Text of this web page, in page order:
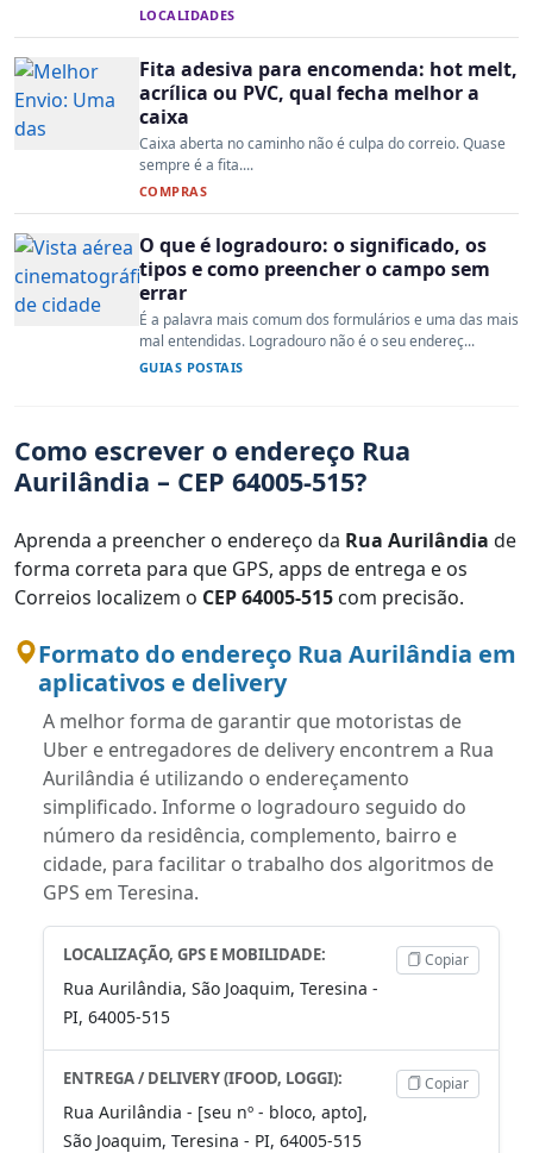
LOCALIDADES
Fita adesiva para encomenda: hot melt,
acrílica ou PVC, qual fecha melhor a
caixa
Caixa aberta no caminho não é culpa do correio. Quase
sempre é a fita....
COMPRAS
O que é logradouro: o significado, os
tipos e como preencher o campo sem
errar
É a palavra mais comum dos formulários e uma das mais
mal entendidas. Logradouro não é o seu endereç...
GUIAS POSTAIS
Como escrever o endereço Rua
Aurilândia – CEP 64005-515?
Aprenda a preencher o endereço da Rua Aurilândia de
forma correta para que GPS, apps de entrega e os
Correios localizem o CEP 64005-515 com precisão.
Formato do endereço Rua Aurilândia em
aplicativos e delivery
A melhor forma de garantir que motoristas de
Uber e entregadores de delivery encontrem a Rua
Aurilândia é utilizando o endereçamento
simplificado. Informe o logradouro seguido do
número da residência, complemento, bairro e
cidade, para facilitar o trabalho dos algoritmos de
GPS em Teresina.
LOCALIZAÇÃO, GPS E MOBILIDADE:
Rua Aurilândia, São Joaquim, Teresina -
PI, 64005-515
Copiar
ENTREGA / DELIVERY (IFOOD, LOGGI):
Rua Aurilândia - [seu nº - bloco, apto],
São Joaquim, Teresina - PI, 64005-515
Copiar